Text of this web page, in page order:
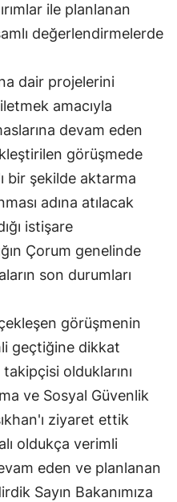
İstanbul
Kars
Kastamonu
Kayseri
Kırklareli
Kocaeli
Konya
Kütahya
Malatya
Manisa
Kahramanmaraş
Mardin
ile planlanan
değerlendirmelerde
dair projelerini
amacıyla
devam eden
görüşmede
bir şekilde aktarma
adına atılacak
istişare
Çorum genelinde
son durumları
görüşmenin
geçtiğine dikkat
olduklarını
ve Sosyal Güvenlik
ziyaret ettik
oldukça verimli
eden ve planlanan
Sayın Bakanımıza